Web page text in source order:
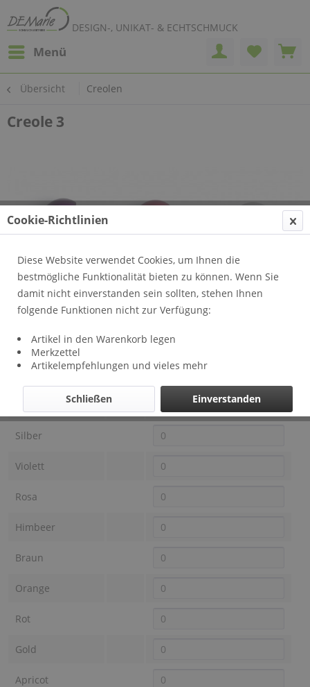
DESIGN-, UNIKAT- & ECHTSCHMUCK
Menü
Übersicht Creolen
Creole 3
Farbe OTRACOSA
Silber
Violett
Rosa
Himbeer
Braun
Orange
Rot
Gold
Apricot
Cookie-Richtlinien
Diese Website verwendet Cookies, um Ihnen die
bestmögliche Funktionalität bieten zu können. Wenn Sie
damit nicht einverstanden sein sollten, stehen Ihnen
folgende Funktionen nicht zur Verfügung:
Artikel in den Warenkorb legen
Merkzettel
Artikelempfehlungen und vieles mehr
Einverstanden
Schließen